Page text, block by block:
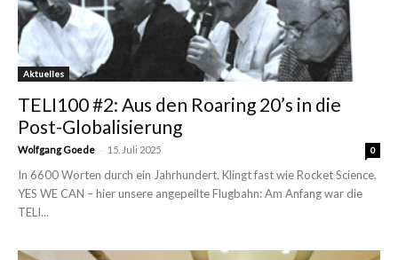
Aktuelles
TELI100 #2: Aus den Roaring 20’s in die
Post-Globalisierung
Wolfgang Goede - 15. Juli 2025 0
In 6600 Worten durch ein Jahrhundert. Klingt fast wie Rocket Science.
YES WE CAN – hier unsere angepeilte Flugbahn: Am Anfang war die
TELI...